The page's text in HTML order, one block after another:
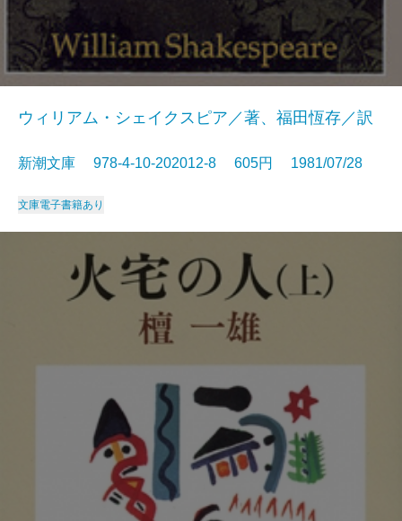
ウィリアム・シェイクスピア／著、福田恆存／訳
新潮文庫 978-4-10-202012-8 605円 1981/07/28
文庫電子書籍あり